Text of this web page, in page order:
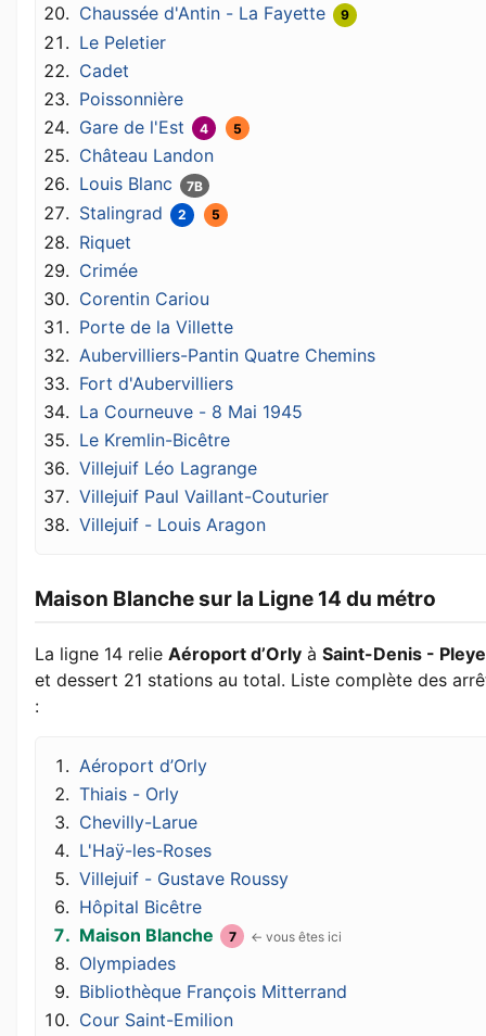
Chaussée d'Antin - La Fayette 9
Le Peletier
Cadet
Poissonnière
Gare de l'Est
4 5
Château Landon
Louis Blanc
7B
Stalingrad 2 5
Riquet
Crimée
Corentin Cariou
Porte de la Villette
Aubervilliers-Pantin Quatre Chemins
Fort d'Aubervilliers
La Courneuve - 8 Mai 1945
Le Kremlin-Bicêtre
Villejuif Léo Lagrange
Villejuif Paul Vaillant-Couturier
Villejuif - Louis Aragon
Maison Blanche sur la Ligne 14 du métro
La ligne 14 relie Aéroport d’Orly à Saint-Denis -
et dessert 21 stations au total. Liste complète des
:
Aéroport d’Orly
Thiais - Orly
Chevilly-Larue
L'Haÿ-les-Roses
Villejuif - Gustave Roussy
Hôpital Bicêtre
Maison Blanche
7
Olympiades
Bibliothèque François Mitterrand
Cour Saint-Emilion